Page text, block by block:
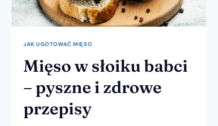
JAK UGOTOWAĆ MIĘSO
Mięso w słoiku babci
– pyszne i zdrowe
przepisy